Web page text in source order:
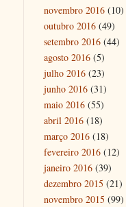
novembro 2016 (10)
outubro 2016 (49)
setembro 2016 (44)
agosto 2016 (5)
julho 2016 (23)
junho 2016 (31)
maio 2016 (55)
abril 2016 (18)
março 2016 (18)
fevereiro 2016 (12)
janeiro 2016 (39)
dezembro 2015 (21)
novembro 2015 (99)